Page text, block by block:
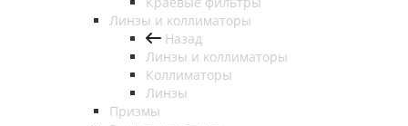
Линзы и коллиматоры
Назад
Линзы и коллиматоры
Коллиматоры
Линзы
Призмы